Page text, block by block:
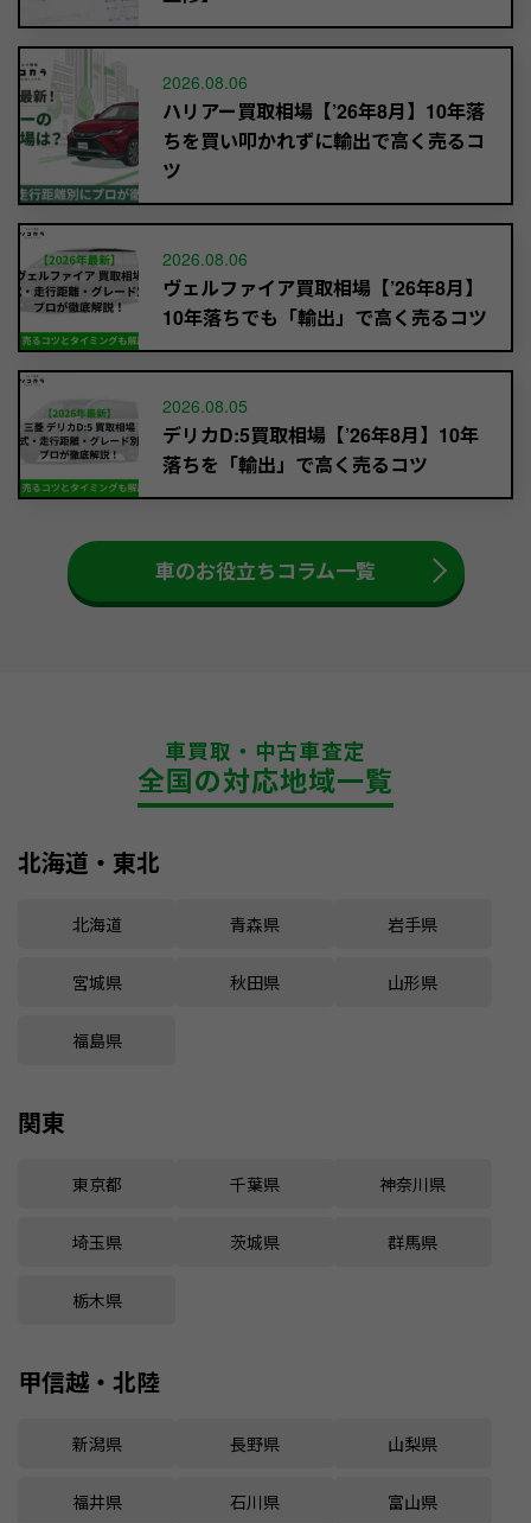
2026.08.06
ハリアー買取相場【’26年8月】10年落
ちを買い叩かれずに輸出で高く売るコ
ツ
2026.08.06
ヴェルファイア買取相場【’26年8月】
10年落ちでも「輸出」で高く売るコツ
2026.08.05
デリカD:5買取相場【’26年8月】10年
落ちを「輸出」で高く売るコツ
車のお役立ちコラム一覧
車買取・中古車査定
全国の対応地域一覧
北海道・東北
北海道 青森県 岩手県
宮城県 秋田県 山形県
福島県
関東
東京都 千葉県 神奈川県
埼玉県 茨城県 群馬県
栃木県
甲信越・北陸
新潟県 長野県 山梨県
福井県 石川県 富山県